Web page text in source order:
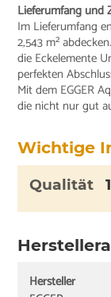
Lieferumfang und
Im Lieferumfang
2,543 m²
die Eckelemente
perfekten
Mit dem EGGER
die nicht nur gut
Wichtige
Qualität
Hersteller